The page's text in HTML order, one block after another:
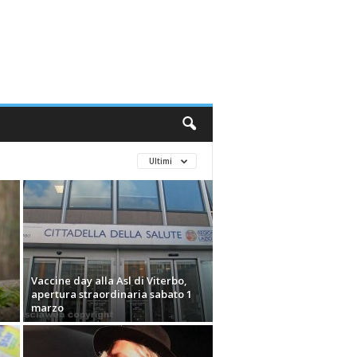
Ultimi
Vaccine day alla Asl di Viterbo,
apertura straordinaria sabato 1
marzo